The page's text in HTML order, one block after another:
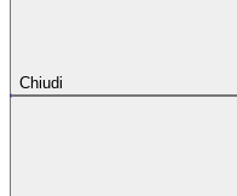
Chiudi